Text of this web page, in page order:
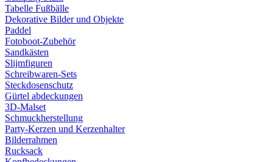
Tabelle Fußbälle
Dekorative Bilder und Objekte
Paddel
Fotoboot-Zubehör
Sandkästen
Slijmfiguren
Schreibwaren-Sets
Steckdosenschutz
Gürtel abdeckungen
3D-Malset
Schmuckherstellung
Party-Kerzen und Kerzenhalter
Bilderrahmen
Rucksack